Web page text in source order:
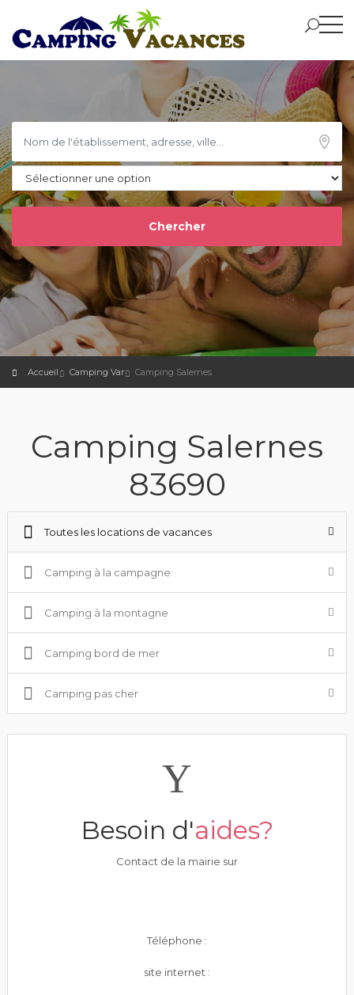
Accueil Camping Var Camping Salernes
Camping Salernes
83690
Toutes les locations de vacances
Camping à la campagne
Camping à la montagne
Camping bord de mer
Camping pas cher
Besoin d'aides?
Contact de la mairie sur
Téléphone :
site internet :